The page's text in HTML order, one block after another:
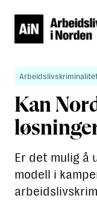
Kan
Er det mulig å
modell i